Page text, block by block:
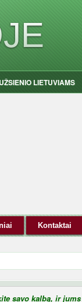
UŽSIENIO LIETUVIAMS
Kontaktai
savo kalbą, ir jums